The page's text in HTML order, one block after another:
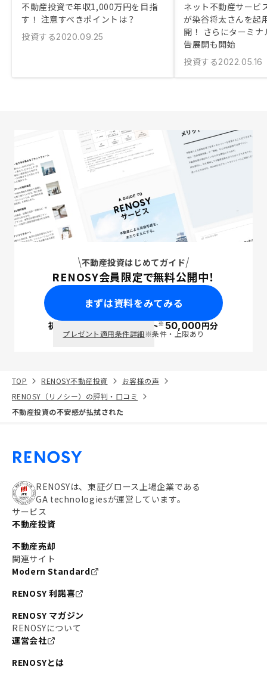
不動産投資で年収1,000万円を目指
す！ 注意すべきポイントは？
投資する2020.09.25
ネット不動産サービ
が染谷将太さんを起
開！ さらにターミ
告展開も開始
投資する2022.05.16
不動産投資はじめてガイド
RENOSY会員限定で無料公開中！
まずは資料をみてみる
初回面談で ポイント※50,000円分
プレゼント適用条件詳細※条件・上限あり
TOP RENOSY不動産投資
お客様の声
RENOSY（リノシー）の評判・口コミ
不動産投資の不安感が払拭された
RENOSYは、東証グロース上場企業である
GA technologiesが運営しています。
サービス
不動産投資
不動産売却
関連サイト
Modern Standard
RENOSY 利諾喜
RENOSY マガジン
RENOSYについて
運営会社
RENOSYとは